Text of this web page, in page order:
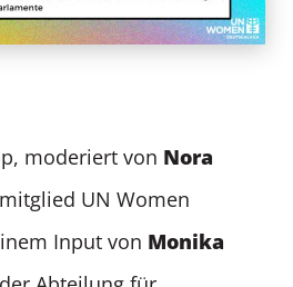
moderiert von Nora
UN Women
Input von Monika